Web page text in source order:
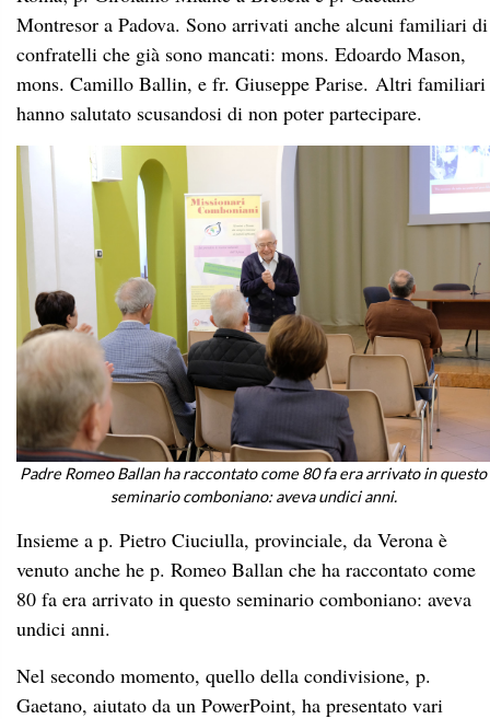
Montresor a Padova. Sono arrivati anche alcuni familiari di
confratelli che già sono mancati: mons. Edoardo Mason,
mons. Camillo Ballin, e fr. Giuseppe Parise. Altri familiari
hanno salutato scusandosi di non poter partecipare.
Padre Romeo Ballan ha raccontato come 80 fa era arrivato in questo
seminario comboniano: aveva undici anni.
Insieme a p. Pietro Ciuciulla, provinciale, da Verona è
venuto anche he p. Romeo Ballan che ha raccontato come
80 fa era arrivato in questo seminario comboniano: aveva
undici anni.
Nel secondo momento, quello della condivisione, p.
Gaetano, aiutato da un PowerPoint, ha presentato vari